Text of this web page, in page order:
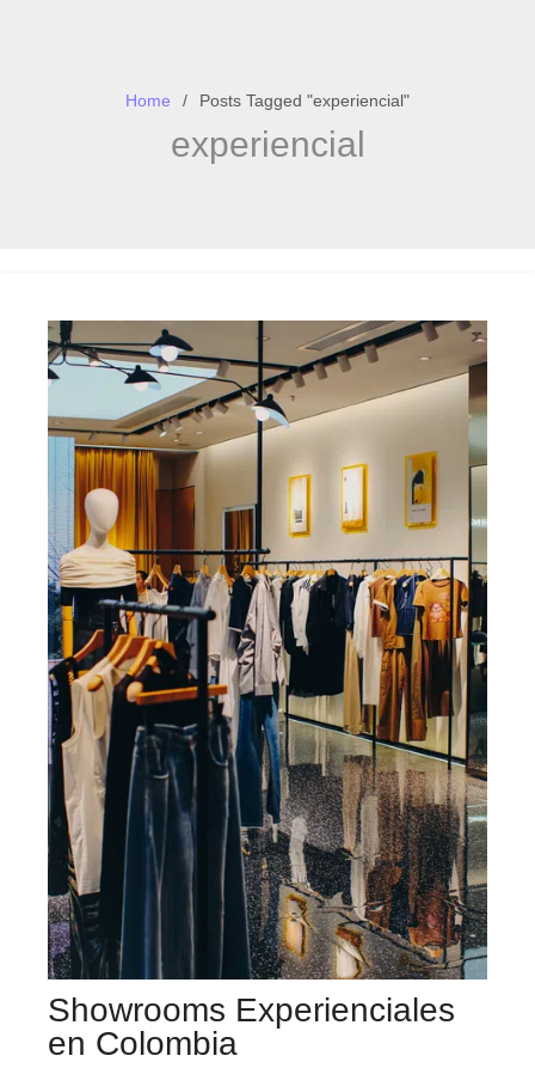
Home Posts Tagged "experiencial"
experiencial
Showrooms Experienciales
en Colombia